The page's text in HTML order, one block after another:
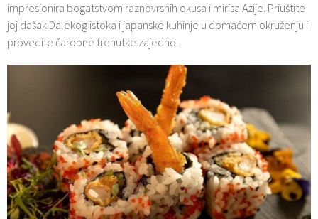
impresionira bogatstvom raznovrsnih okusa i mirisa Azije. Priuštite
joj dašak Dalekog istoka i japanske kuhinje u domaćem okruženju i
provedite čarobne trenutke zajedno.